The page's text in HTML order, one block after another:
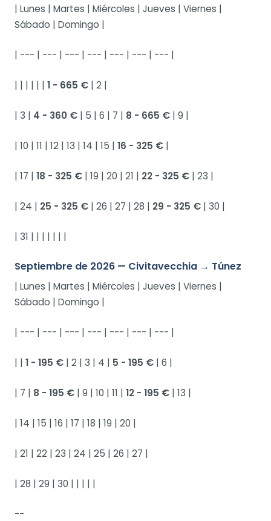
| Lunes | Martes | Miércoles | Jueves | Viernes |
Sábado | Domingo |
| --- | --- | --- | --- | --- | --- | --- |
| | | | | | 1 - 665 € | 2 |
| 3 | 4 - 360 € | 5 | 6 | 7 | 8 - 665 € | 9 |
| 10 | 11 | 12 | 13 | 14 | 15 | 16 - 325 € |
| 17 | 18 - 325 € | 19 | 20 | 21 | 22 - 325 € | 23 |
| 24 | 25 - 325 € | 26 | 27 | 28 | 29 - 325 € | 30 |
| 31 | | | | | | |
Septiembre de 2026 — Civitavecchia → Túnez
| Lunes | Martes | Miércoles | Jueves | Viernes |
Sábado | Domingo |
| --- | --- | --- | --- | --- | --- | --- |
| | 1 - 195 € | 2 | 3 | 4 | 5 - 195 € | 6 |
| 7 | 8 - 195 € | 9 | 10 | 11 | 12 - 195 € | 13 |
| 14 | 15 | 16 | 17 | 18 | 19 | 20 |
| 21 | 22 | 23 | 24 | 25 | 26 | 27 |
| 28 | 29 | 30 | | | | |
--